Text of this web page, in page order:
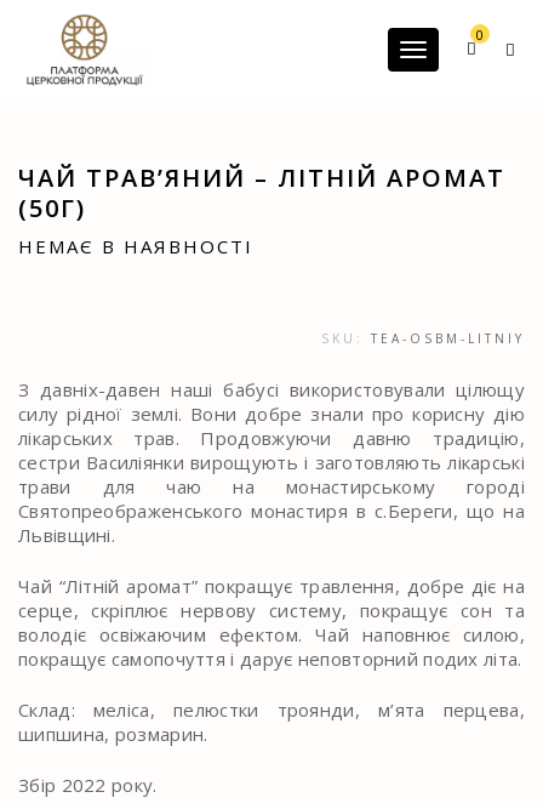
G-60JZFMNRBC
Toggle
0
ЧАЙ ТРАВ’ЯНИЙ – ЛІТНІЙ АРОМАТ
(50Г)
НЕМАЄ В НАЯВНОСТІ
SKU: TEA-OSBM-LITNIY
З давніх-давен наші бабусі використовували цілющу
силу рідної землі. Вони добре знали про корисну дію
лікарських трав. Продовжуючи давню традицію,
сестри Василіянки вирощують і заготовляють лікарські
трави для чаю на монастирському городі
Святопреображенського монастиря в с.Береги, що на
Львівщині.
Чай “Літній аромат” покращує травлення, добре діє на
серце, скріплює нервову систему, покращує сон та
володіє освіжаючим ефектом. Чай наповнює силою,
покращує самопочуття і дарує неповторний подих літа.
Склад: меліса, пелюстки троянди, м’ята перцева,
шипшина, розмарин.
Збір 2022 року.